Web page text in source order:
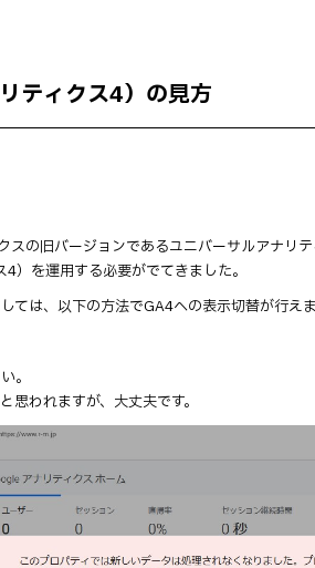
ティクス4）の見方
の旧バージョンであるユニバーサルアナリ
）を運用する必要がでてきました。
ては、以下の方法でGA4への表示切替が行え
。
思われますが、大丈夫です。